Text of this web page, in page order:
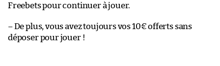
Freebets pour continuer à jouer.
– De plus, vous avez toujours vos 10€ offerts sans
déposer pour jouer !